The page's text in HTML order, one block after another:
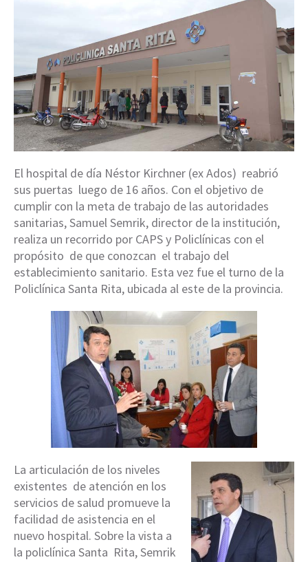
El hospital de día Néstor Kirchner (ex Ados) reabrió
sus puertas luego de 16 años. Con el objetivo de
cumplir con la meta de trabajo de las autoridades
sanitarias, Samuel Semrik, director de la institución,
realiza un recorrido por CAPS y Policlínicas con el
propósito de que conozcan el trabajo del
establecimiento sanitario. Esta vez fue el turno de la
Policlínica Santa Rita, ubicada al este de la provincia.
La articulación de los niveles
existentes de atención en los
servicios de salud promueve la
facilidad de asistencia en el
nuevo hospital. Sobre la vista a
la policlínica Santa Rita, Semrik